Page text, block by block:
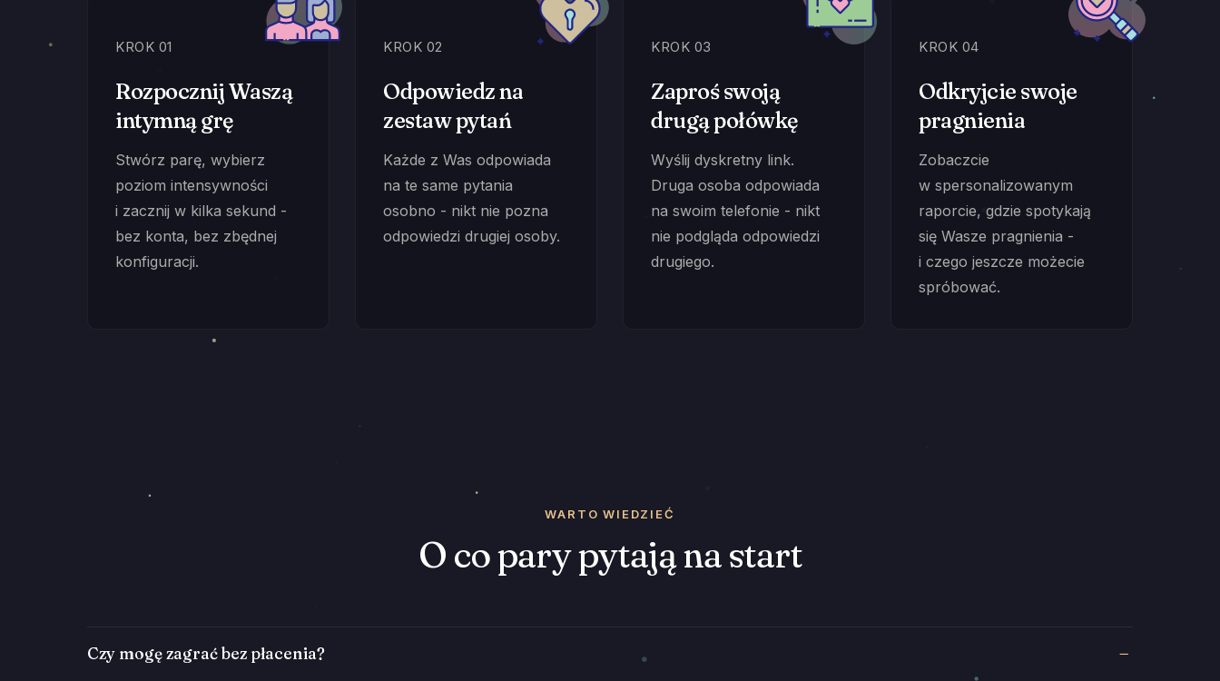
KROK 01
Rozpocznij Waszą
intymną grę
Stwórz parę, wybierz
poziom intensywności
i zacznij w kilka sekund -
bez konta, bez zbędnej
konfiguracji.
KROK 02
Odpowiedz na
zestaw pytań
Każde z Was odpowiada
na te same pytania
osobno - nikt nie pozna
odpowiedzi drugiej osoby.
KROK 03
Zaproś swoją
drugą połówkę
Wyślij dyskretny link.
Druga osoba odpowiada
na swoim telefonie - nikt
nie podgląda odpowiedzi
drugiego.
KROK 04
Odkryjcie swoje
pragnienia
Zobaczcie
w spersonalizowanym
raporcie, gdzie spotykają
się Wasze pragnienia -
i czego jeszcze możecie
spróbować.
WARTO WIEDZIEĆ
O co pary pytają na start
Czy mogę zagrać bez płacenia?